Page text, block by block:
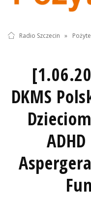
Radio Szczecin »
DKMS